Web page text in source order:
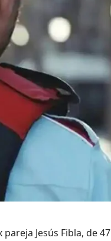
Jesús Fibla, de 47